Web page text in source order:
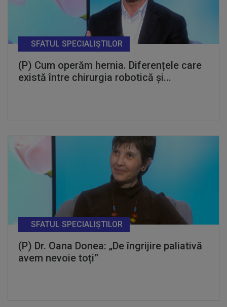
(P) Cum operăm hernia. Diferențele care
există între chirurgia robotică și...
SFATUL SPECIALIȘTILOR
(P) Dr. Oana Donea: „De îngrijire paliativă
avem nevoie toți”
SFATUL SPECIALIȘTILOR